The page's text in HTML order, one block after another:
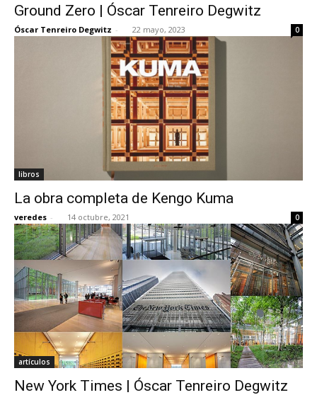
Ground Zero | Óscar Tenreiro Degwitz
Óscar Tenreiro Degwitz - 22 mayo, 2023 0
libros
La obra completa de Kengo Kuma
veredes - 14 octubre, 2021 0
artículos
New York Times | Óscar Tenreiro Degwitz